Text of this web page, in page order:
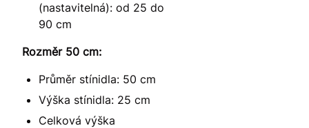
(nastavitelná): od 25 do
90 cm
Rozměr 50 cm:
Průměr stínidla: 50 cm
Výška stínidla: 25 cm
Celková výška